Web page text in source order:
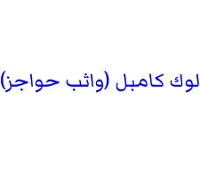
لوك كامبل (واثب حواجز)